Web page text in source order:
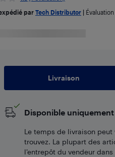
par Tech Distributor|
Livraison
Disponible
Le temps de livraison peut
trouvez. La plupart des
l’entrepôt du vendeur